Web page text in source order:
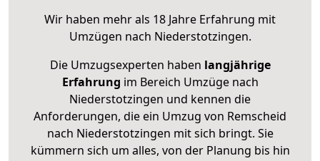
Wir haben mehr als 18 Jahre Erfahrung mit
Umzügen nach Niederstotzingen.
Die Umzugsexperten haben langjährige
Erfahrung im Bereich Umzüge nach
Niederstotzingen und kennen die
Anforderungen, die ein Umzug von Remscheid
nach Niederstotzingen mit sich bringt. Sie
kümmern sich um alles, von der Planung bis hin